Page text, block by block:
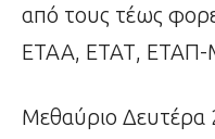
από τους τέως
ΕΤΑΑ, ΕΤΑΤ, ΕΤΑΠ-
Μεθαύριο